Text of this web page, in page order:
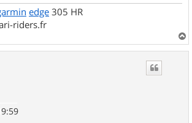
edge 305 HR
riders.fr
a